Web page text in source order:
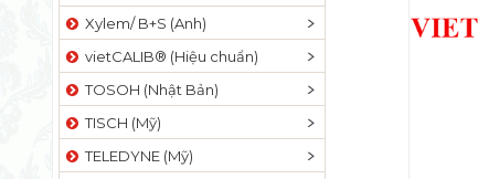
Xylem/ B+S (Anh)
vietCALIB® (Hiệu chuẩn)
TOSOH (Nhật Bản)
TISCH (Mỹ)
TELEDYNE (Mỹ)